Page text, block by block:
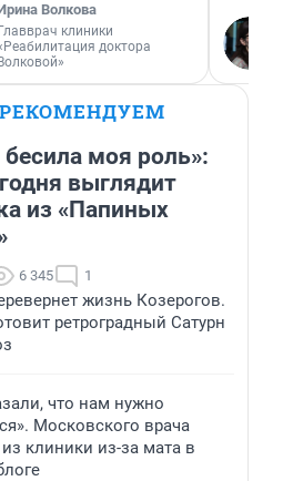
Волкова
Главврач клиники
доктора
Волковой»
РЕКОМЕНДУЕМ
моя роль»:
выглядит
из «Папиных
6 345 1
жизнь Козерогов.
ретроградный Сатурн
что нам нужно
Московского врача
клиники из-за мата в